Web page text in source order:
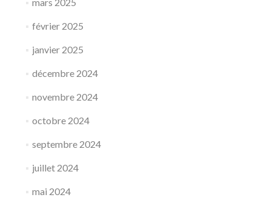
février 2025
janvier 2025
décembre 2024
novembre 2024
octobre 2024
septembre 2024
juillet 2024
mai 2024